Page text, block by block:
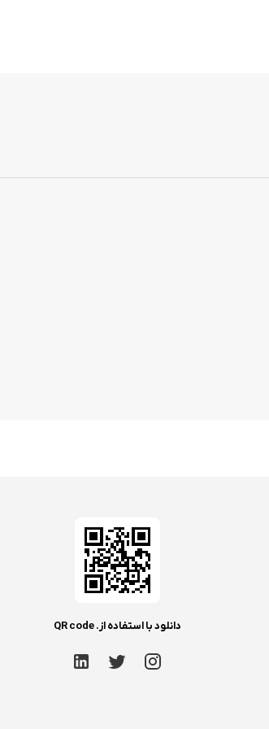
دانلود با استفاده از. QR code